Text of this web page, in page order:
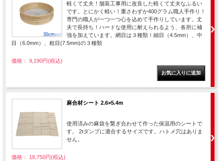
軽くて丈夫！舗装工事用に改良した軽くて丈夫なふるい
です。とにかく軽い！重さわずか400グラム職人手作り！
専門の職人が一つ一つ心を込めて手作りしています。丈
夫で長持ち！ハードな使用に耐えられるよう、各所に補
強を加えています。網目は３種類！細目（4.5mm）、中
目（6.0mm）、粗目(7.5mm)の３種類
価格： 9,190円(税込)
麻合材シート 2.6×5.4m
使用済みの麻袋を繋ぎ合わせて作った保温用のシートで
す。 2tダンプに適合するサイズです。ハトメ穴はありま
せん。
価格： 18,750円(税込)